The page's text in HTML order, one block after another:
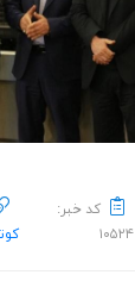
کد خبر:
۱۰۵۲۴